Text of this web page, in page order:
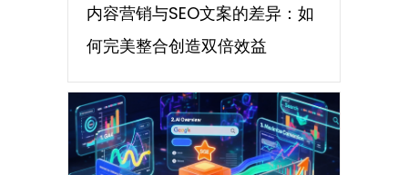
内容营销与SEO文案的差异：如
何完美整合创造双倍效益